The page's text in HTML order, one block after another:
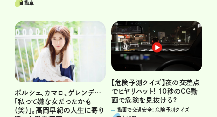
自動車
ポルシェ、カマロ、ゲレンデ…
「私って嫌な女だったかも
（笑）」。高岡早紀の人生に寄り
【危険予測クイズ】夜の交差点
でヒヤリハット! 10秒のCG動
画で危険を見抜ける?
動画で交通安全! 危険予測クイズ